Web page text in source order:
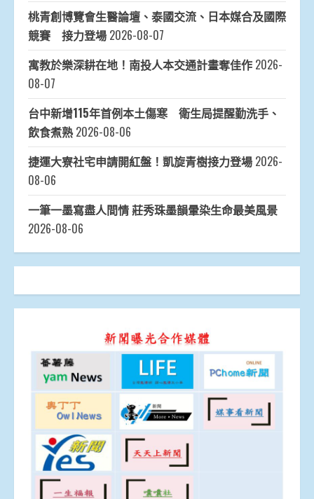
桃青創博覽會生醫論壇、泰國交流、日本媒合及國際
競賽 接力登場 2026-08-07
寓教於樂深耕在地！南投人本交通計畫奪佳作 2026-
08-07
台中新增115年首例本土傷寒 衛生局提醒勤洗手、
飲食煮熟 2026-08-06
捷運大寮社宅申請開紅盤！凱旋青樹接力登場 2026-
08-06
一筆一墨寫盡人間情 莊秀珠墨韻暈染生命最美風景
2026-08-06